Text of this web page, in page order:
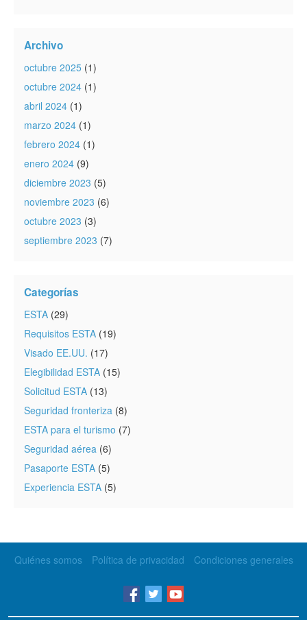
Archivo
octubre 2025 (1)
octubre 2024 (1)
abril 2024 (1)
marzo 2024 (1)
febrero 2024 (1)
enero 2024 (9)
diciembre 2023 (5)
noviembre 2023 (6)
octubre 2023 (3)
septiembre 2023 (7)
Categorías
ESTA (29)
Requisitos ESTA (19)
Visado EE.UU. (17)
Elegibilidad ESTA (15)
Solicitud ESTA (13)
Seguridad fronteriza (8)
ESTA para el turismo (7)
Seguridad aérea (6)
Pasaporte ESTA (5)
Experiencia ESTA (5)
Quiénes somos Política de privacidad Condiciones generales